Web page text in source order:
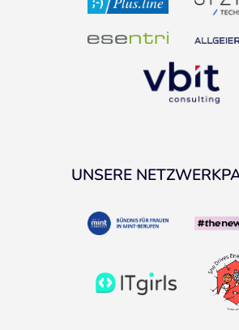
UNSERE